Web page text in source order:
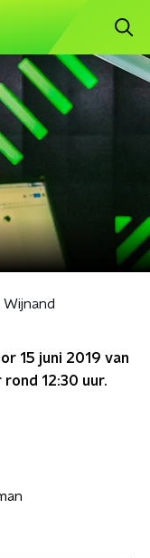
15 juni 2019 van
rond 12:30 uur.